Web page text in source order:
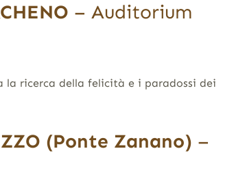
– Auditorium
la ricerca della felicità e i paradossi dei
(Ponte Zanano) –